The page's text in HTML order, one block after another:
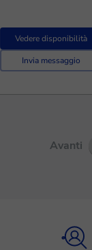
Vedere disponibilità
Invia messaggio
Avanti